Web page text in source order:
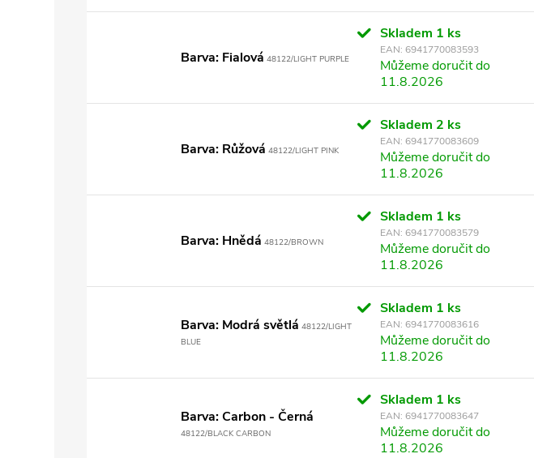
Barva: Fialová 48122/LIGHT PURPLE
Skladem 1 ks
EAN: 6941770083593
Můžeme doručit do
11.8.2026
Barva: Růžová 48122/LIGHT PINK
Skladem 2 ks
EAN: 6941770083609
Můžeme doručit do
11.8.2026
Barva: Hnědá 48122/BROWN
Skladem 1 ks
EAN: 6941770083579
Můžeme doručit do
11.8.2026
Barva: Modrá světlá 48122/LIGHT
BLUE
Skladem 1 ks
EAN: 6941770083616
Můžeme doručit do
11.8.2026
Barva: Carbon - Černá
48122/BLACK CARBON
Skladem 1 ks
EAN: 6941770083647
Můžeme doručit do
11.8.2026